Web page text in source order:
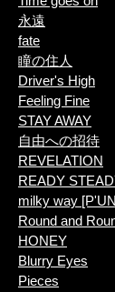
永遠
fate
瞳の住人
Driver's High
Feeling Fine
STAY AWAY
自由への招待
REVELATION
READY
milky way
Round and
HONEY
Blurry Eyes
Pieces